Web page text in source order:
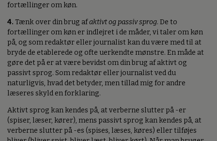
fortællinger om køn.
4. Tænk over din brug afaktivt og passiv sprog. De to
fortællinger om køn er indlejret i de måder, vi taler om køn
på, og som redaktør eller journalist kan du være med til at
bryde de etablerede og ofte uerkendte mønstre. En måde at
gøre det på er at være bevidst om din brug af aktivt og
passivt sprog. Som redaktør eller journalist ved du
naturligvis, hvad det betyder, men tillad mig for andre
læseres skyld en forklaring.
Aktivt sprog kan kendes på, at verberne slutter på -er
(spiser, læser, kører), mens passivt sprog kan kendes på, at
verberne slutter på -es (spises, læses, køres) eller tilføjes